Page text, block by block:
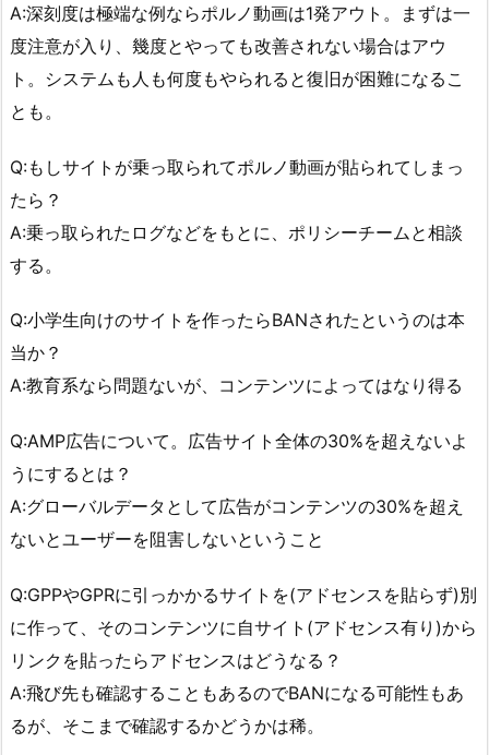
A:深刻度は極端な例ならポルノ動画は1発アウト。まずは一
度注意が入り、幾度とやっても改善されない場合はアウ
ト。システムも人も何度もやられると復旧が困難になるこ
とも。
Q:もしサイトが乗っ取られてポルノ動画が貼られてしまっ
たら？
A:乗っ取られたログなどをもとに、ポリシーチームと相談
する。
Q:小学生向けのサイトを作ったらBANされたというのは本
当か？
A:教育系なら問題ないが、コンテンツによってはなり得る
Q:AMP広告について。広告サイト全体の30%を超えないよ
うにするとは？
A:グローバルデータとして広告がコンテンツの30%を超え
ないとユーザーを阻害しないということ
Q:GPPやGPRに引っかかるサイトを(アドセンスを貼らず)別
に作って、そのコンテンツに自サイト(アドセンス有り)から
リンクを貼ったらアドセンスはどうなる？
A:飛び先も確認することもあるのでBANになる可能性もあ
るが、そこまで確認するかどうかは稀。